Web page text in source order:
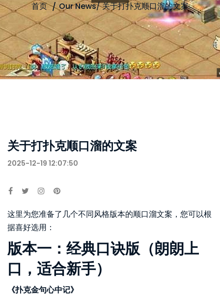
首页 Our News/关于打扑克顺口溜的文案
关于打扑克顺口溜的文案
2025-12-19 12:07:50
这里为您准备了几个不同风格版本的顺口溜文案，您可以根
据喜好选用：
版本一：经典口诀版（朗朗上
口，适合新手）
《扑克金句心中记》